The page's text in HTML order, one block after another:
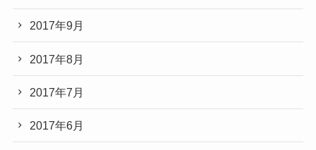
2017年9月
2017年8月
2017年7月
2017年6月